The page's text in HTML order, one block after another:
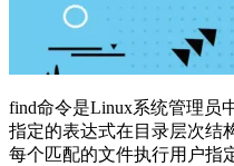
find命令是Linux系统管理员
指定的表达式在目录层次结
每个匹配的文件执行用户指